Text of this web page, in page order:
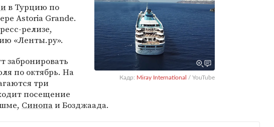
Кадр: Miray International / YouTube
в Турцию по
Astoria Grande.
релизе,
«Ленты.ру».
забронировать
по октябрь. На
три
посещение
Синопаи Бозджаада.